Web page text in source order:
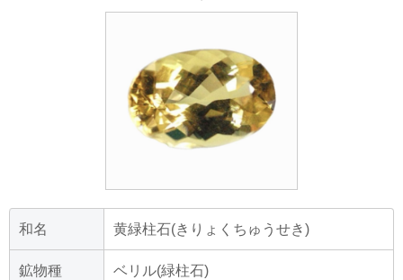
和名 黄緑柱石(きりょくちゅうせき)
鉱物種 ベリル(緑柱石)